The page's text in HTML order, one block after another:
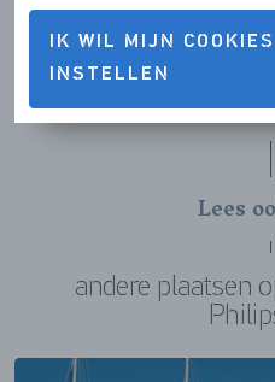
IK WIL MIJN
INSTELLEN
regelmatig activiteiten in
meer evenementen in en
evenementenkalender
Lees
andere plaatsen